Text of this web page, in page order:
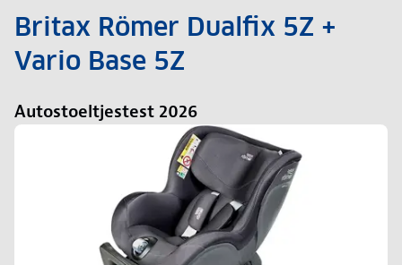
Britax Römer Dualfix 5Z +
Vario Base 5Z
Autostoeltjestest 2026